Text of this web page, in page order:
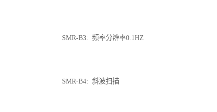
SMR-B3: 频率分辨率0.1HZ
SMR-B4: 斜波扫描